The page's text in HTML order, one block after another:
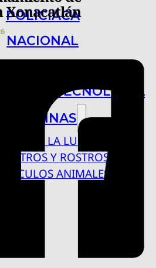
POLICIACA
NACIONAL
Y TECNOLOGÍA
COLUMNAS
BAJO LA LUPA
RASTROS Y ROSTROS
VÍNCULOS ANIMALES
Xonacatlán